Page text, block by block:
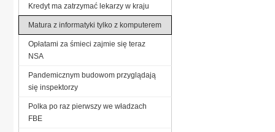
Kredyt ma zatrzymać lekarzy w kraju
Matura z informatyki tylko z komputerem
Opłatami za śmieci zajmie się teraz
NSA
Pandemicznym budowom przyglądają
się inspektorzy
Polka po raz pierwszy we władzach
FBE